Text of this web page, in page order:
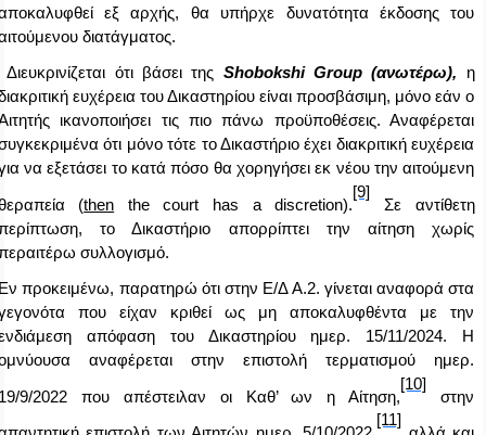
εξ αρχής, θα υπήρχε δυνατότητα έκδοσης του
διατάγματος.
Διευκρινίζεται ότι βάσει της Shobokshi Group(ανωτέρω), η
ευχέρεια του Δικαστηρίου είναι προσβάσιμη, μόνο εάν ο
ικανοποιήσει τις πιο πάνω προϋποθέσεις. Αναφέρεται
ότι μόνο τότε το Δικαστήριο έχει διακριτική ευχέρεια
να εξετάσει το κατά πόσο θα χορηγήσει εκ νέου την αιτούμενη
(then the court has a discretion).
[9]
Σε αντίθετη
το Δικαστήριο απορρίπτει την αίτηση χωρίς
συλλογισμό.
προκειμένω, παρατηρώ ότι στην Ε/Δ Α.2. γίνεται αναφορά στα
που είχαν κριθεί ως μη αποκαλυφθέντα με την
απόφαση του Δικαστηρίου ημερ. 15/11/2024. Η
αναφέρεται στην επιστολή τερματισμού ημερ.
9/2022 που απέστειλαν οι Καθ’ ων η Αίτηση,
[10]
στην
[11]